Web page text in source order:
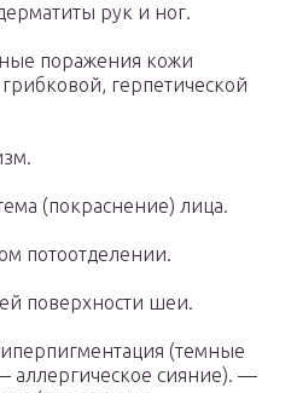
рук и ног.
поражения кожи
герпетической
(покраснение) лица.
потоотделении.
поверхности шеи.
(темные
аллергическое сияние). —